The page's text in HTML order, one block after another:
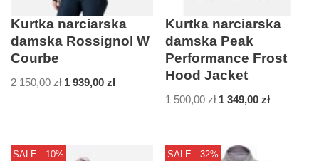
Kurtka narciarska
damska Rossignol W
Courbe
2 150,00zł 1 939,00 zł
Kurtka narciarska
damska Peak
Performance Frost
Hood Jacket
1 500,00zł 1 349,00zł
SALE - 10% SALE - 32%